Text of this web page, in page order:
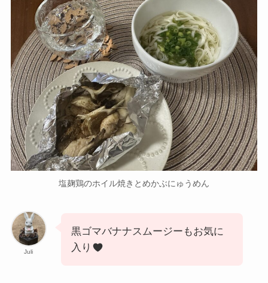
塩麹鶏のホイル焼きとめかぶにゅうめん
Juli
黒ゴマバナナスムージーもお気に
入り